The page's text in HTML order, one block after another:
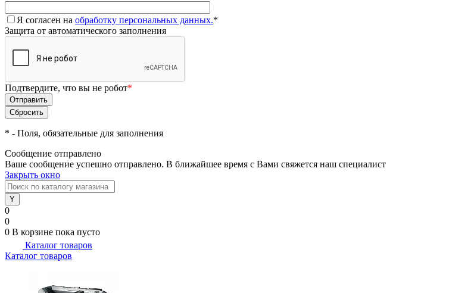
Я согласен на обработку персональных данных.*
Защита от автоматического заполнения
Подтвердите, что вы не робот*
* - Поля, обязательные для заполнения
Сообщение отправлено
Ваше сообщение успешно отправлено. В ближайшее время с Вами свяжется наш специалист
Закрыть окно
0
0
0 В корзине пока пусто
Каталог товаров
Каталог товаров